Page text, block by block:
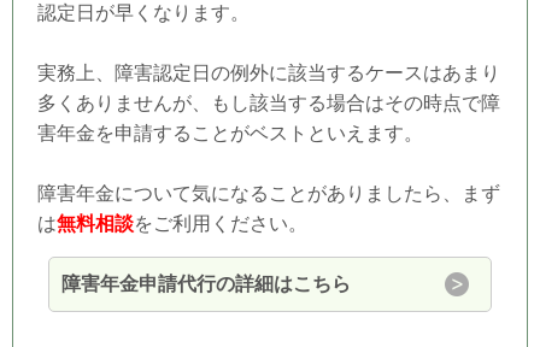
認定日が早くなります。
実務上、障害認定日の例外に該当するケースはあまり
多くありませんが、もし該当する場合はその時点で障
害年金を申請することがベストといえます。
障害年金について気になることがありましたら、まず
は無料相談をご利用ください。
障害年金申請代行の詳細はこちら